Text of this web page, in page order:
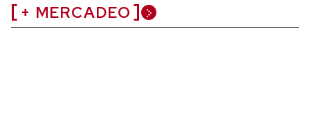
+ MERCADEO